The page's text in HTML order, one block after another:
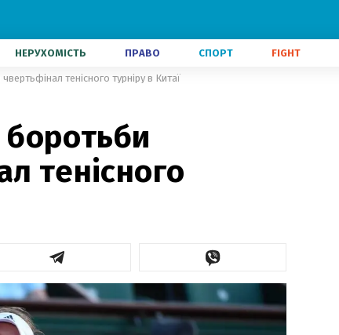
НЕРУХОМІСТЬ ПРАВО СПОРТ FIGHT
тенісного турніру в Китаї
тенісного